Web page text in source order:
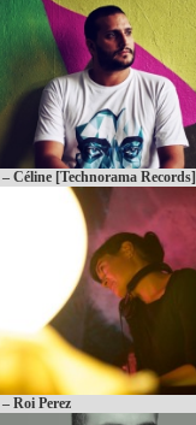
Céline [Technorama Records]
Roi Perez